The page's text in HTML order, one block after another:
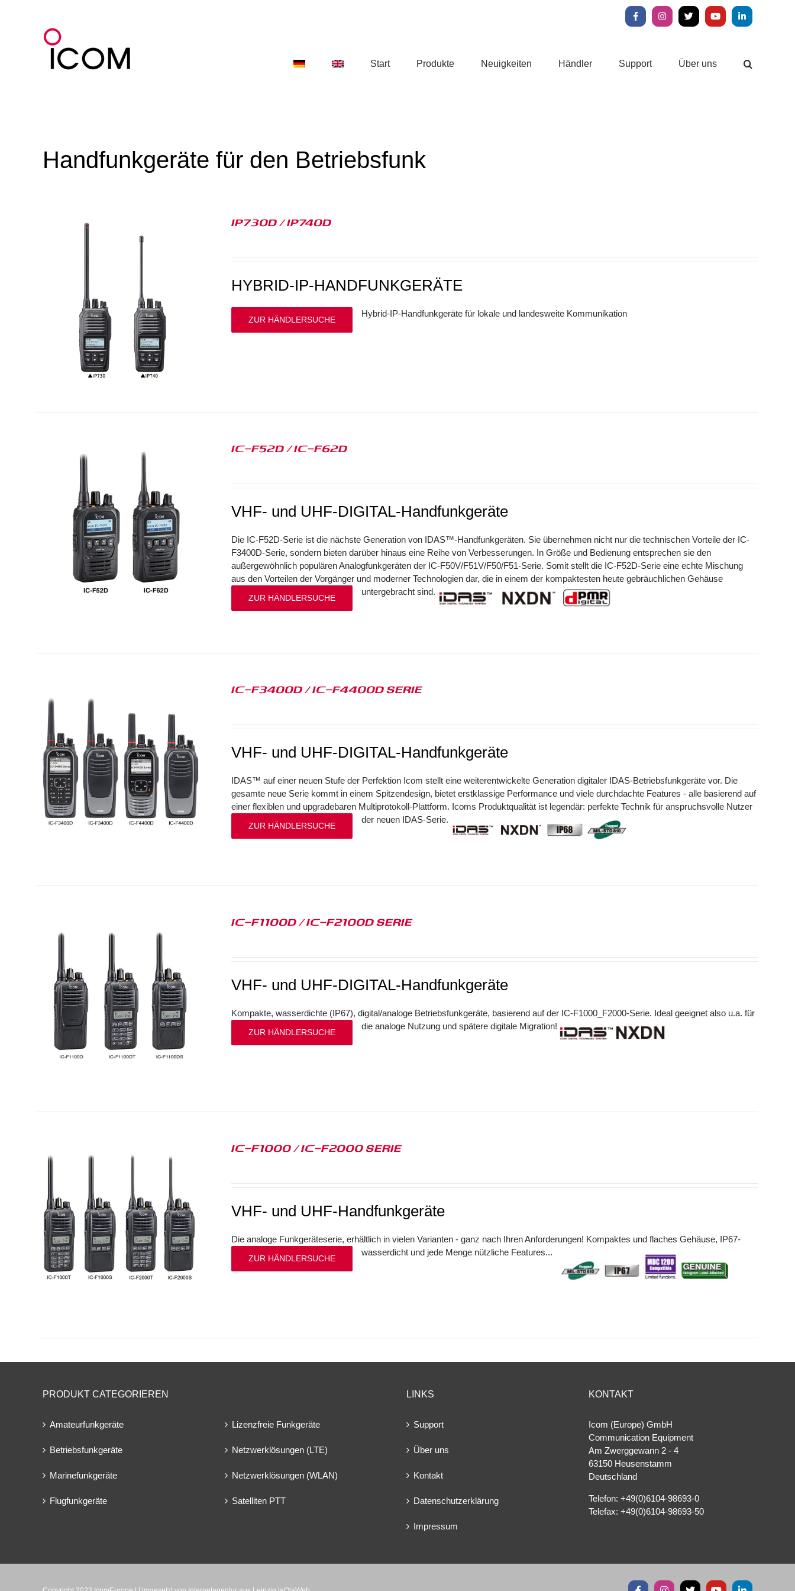
FacebookInstagram
X YouTubeLinkedIn
Start Produkte Neuigkeiten Händler Support Über uns
Handfunkgeräte für den Betriebsfunk
IP730D / IP740D
HYBRID-IP-HANDFUNKGERÄTE
Hybrid-IP-Handfunkgeräte für lokale und landesweite Kommunikation
ZUR HÄNDLERSUCHE
IC-F52D / IC-F62D
VHF- und UHF-DIGITAL-Handfunkgeräte
Die IC-F52D-Serie ist die nächste Generation von IDAS™-Handfunkgeräten. Sie übernehmen nicht nur die technischen Vorteile der IC-
F3400D-Serie, sondern bieten darüber hinaus eine Reihe von Verbesserungen. In Größe und Bedienung entsprechen sie den
außergewöhnlich populären Analogfunkgeräten der IC-F50V/F51V/F50/F51-Serie. Somit stellt die IC-F52D-Serie eine echte Mischung
aus den Vorteilen der Vorgänger und moderner Technologien dar, die in einem der kompaktesten heute gebräuchlichen Gehäuse
untergebracht sind.
ZUR HÄNDLERSUCHE
IC-F3400D / IC-F4400D SERIE
VHF- und UHF-DIGITAL-Handfunkgeräte
IDAS™ auf einer neuen Stufe der Perfektion Icom stellt eine weiterentwickelte Generation digitaler IDAS-Betriebsfunkgeräte vor. Die
gesamte neue Serie kommt in einem Spitzendesign, bietet erstklassige Performance und viele durchdachte Features - alle basierend auf
einer flexiblen und upgradebaren Multiprotokoll-Plattform. Icoms Produktqualität ist legendär: perfekte Technik für anspruchsvolle Nutzer
der neuen IDAS-Serie.
ZUR HÄNDLERSUCHE
IC-F1100D / IC-F2100D SERIE
VHF- und UHF-DIGITAL-Handfunkgeräte
Kompakte, wasserdichte (IP67), digital/analoge Betriebsfunkgeräte, basierend auf der IC-F1000_F2000-Serie. Ideal geeignet also u.a. für
die analoge Nutzung und spätere digitale Migration!
ZUR HÄNDLERSUCHE
IC-F1000 / IC-F2000 SERIE
VHF- und UHF-Handfunkgeräte
Die analoge Funkgeräteserie, erhältlich in vielen Varianten - ganz nach Ihren Anforderungen! Kompaktes und flaches Gehäuse, IP67-
wasserdicht und jede Menge nützliche Features...
ZUR HÄNDLERSUCHE
PRODUKT CATEGORIEREN
Amateurfunkgeräte
Betriebsfunkgeräte
Marinefunkgeräte
Flugfunkgeräte
Lizenzfreie Funkgeräte
Netzwerklösungen (LTE)
Netzwerklösungen (WLAN)
Satelliten PTT
LINKS
Support
Über uns
Kontakt
Datenschutzerklärung
Impressum
KONTAKT
Icom (Europe) GmbH
Communication Equipment
Am Zwerggewann 2 ‐ 4
63150 Heusenstamm
Deutschland
Telefon: +49(0)6104-98693-0
Telefax: +49(0)6104-98693-50